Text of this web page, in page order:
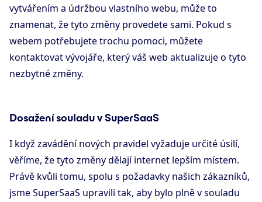
vytvářením a údržbou vlastního webu, může to
znamenat, že tyto změny provedete sami. Pokud s
webem potřebujete trochu pomoci, můžete
kontaktovat vývojáře, který váš web aktualizuje o tyto
nezbytné změny.
Dosažení souladu v SuperSaaS
I když zavádění nových pravidel vyžaduje určité úsilí,
věříme, že tyto změny dělají internet lepším místem.
Právě kvůli tomu, spolu s požadavky našich zákazníků,
jsme SuperSaaS upravili tak, aby bylo plně v souladu